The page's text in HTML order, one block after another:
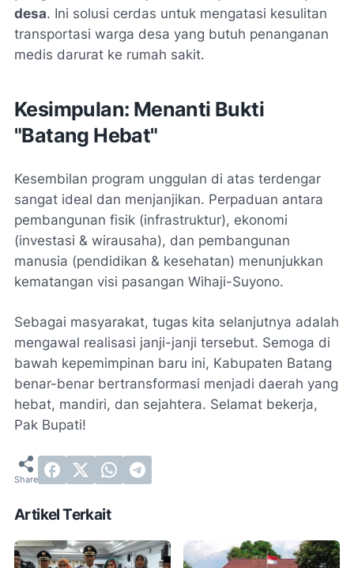
desa. Ini solusi cerdas untuk mengatasi kesulitan
transportasi warga desa yang butuh penanganan
medis darurat ke rumah sakit.
Kesimpulan: Menanti Bukti
"Batang Hebat"
Kesembilan program unggulan di atas terdengar
sangat ideal dan menjanjikan. Perpaduan antara
pembangunan fisik (infrastruktur), ekonomi
(investasi & wirausaha), dan pembangunan
manusia (pendidikan & kesehatan) menunjukkan
kematangan visi pasangan Wihaji-Suyono.
Sebagai masyarakat, tugas kita selanjutnya adalah
mengawal realisasi janji-janji tersebut. Semoga di
bawah kepemimpinan baru ini, Kabupaten Batang
benar-benar bertransformasi menjadi daerah yang
hebat, mandiri, dan sejahtera. Selamat bekerja,
Pak Bupati!
Artikel Terkait